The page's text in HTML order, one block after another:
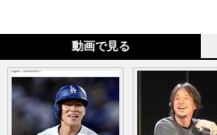
動画で見る